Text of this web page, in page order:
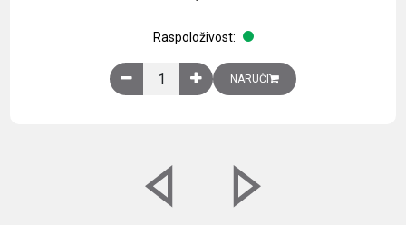
Raspoloživost:
Obična montažna ploča V1000xŠ800mm,
NARUČI